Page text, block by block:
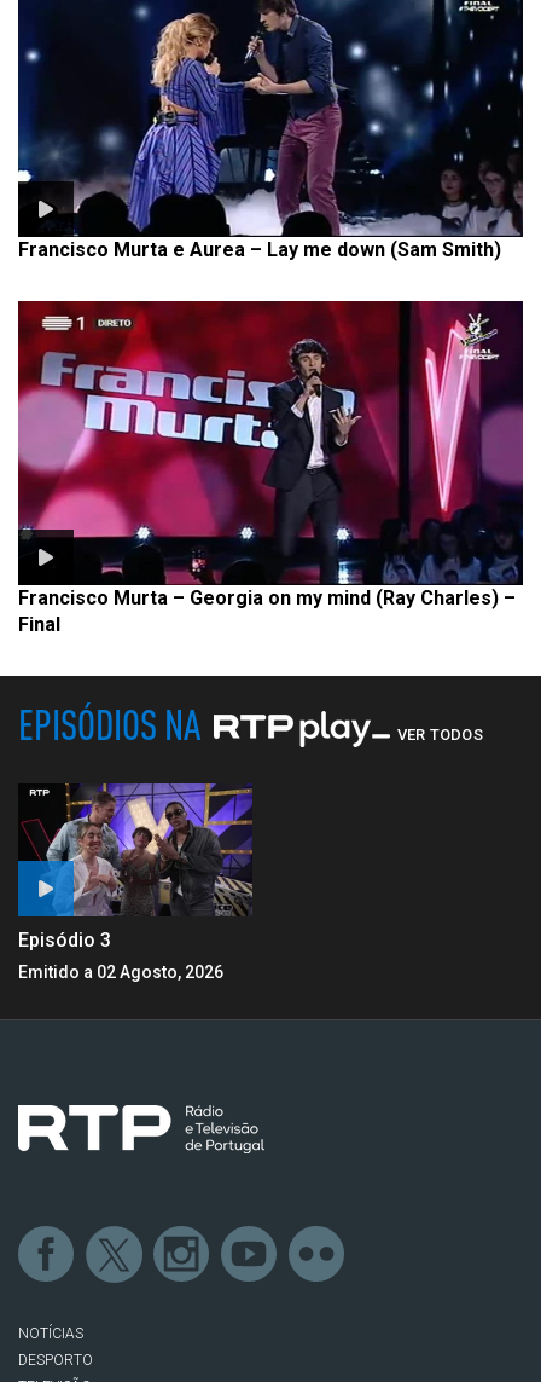
Francisco Murta e Aurea – Lay me down (Sam Smith)
Francisco Murta – Georgia on my mind (Ray Charles) –
Final
EPISÓDIOS NA VER TODOS
Episódio 3
Emitido a 02 Agosto, 2026
NOTÍCIAS
DESPORTO